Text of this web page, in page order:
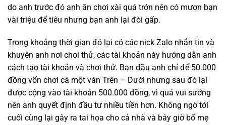
do anh trước đó anh ăn chơi xài quá trớn nên có mượn bạn
vài triệu để tiêu nhưng bạn anh lại đòi gấp.
Trong khoảng thời gian đó lại có các nick Zalo nhắn tin và
khuyên anh nơi chơi thử, các tài khoản này hướng dẫn anh
cách tạo tài khoản và chơi thử. Ban đầu anh chỉ để 50.000
đồng vốn chơi cá một ván Trên – Dưới nhưng sau đó lại
được cộng vào tài khoản 500.000 đồng, vì quá vui sướng
nên anh quyết định đầu tư nhiều tiền hơn. Không ngờ tới
cuối cùng lại gây ra tai họa cho cả nhà và bây giờ bố mẹ